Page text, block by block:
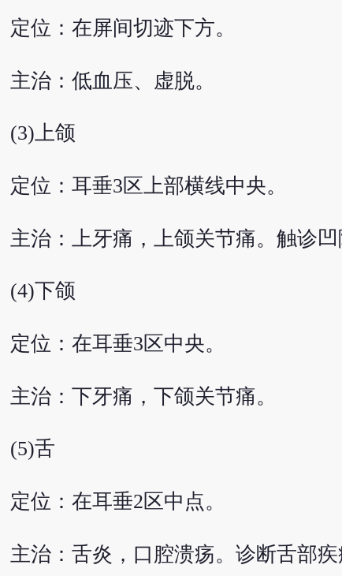
定位：在屏间切迹下方。
主治：低血压、虚脱。
(3)上颌
定位：耳垂3区上部横线中央。
主治：上牙痛，上颌关节痛。触诊
(4)下颌
定位：在耳垂3区中央。
主治：下牙痛，下颌关节痛。
(5)舌
定位：在耳垂2区中点。
主治：舌炎，口腔溃疡。诊断舌部疾